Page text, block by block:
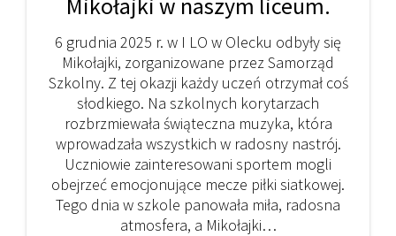
6 grudnia 2025 r. w I LO w Olecku odbyły się
Mikołajki, zorganizowane przez Samorząd
Szkolny. Z tej okazji każdy uczeń otrzymał coś
słodkiego. Na szkolnych korytarzach
rozbrzmiewała świąteczna muzyka, która
wprowadzała wszystkich w radosny nastrój.
Uczniowie zainteresowani sportem mogli
obejrzeć emocjonujące mecze piłki siatkowej.
Tego dnia w szkole panowała miła, radosna
atmosfera, a Mikołajki…